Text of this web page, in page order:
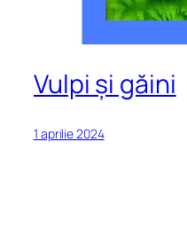
Vulpi și găini
1 aprilie 2024